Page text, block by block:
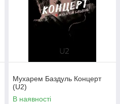
Мухарем Баздуль Концерт
(U2)
В наявності